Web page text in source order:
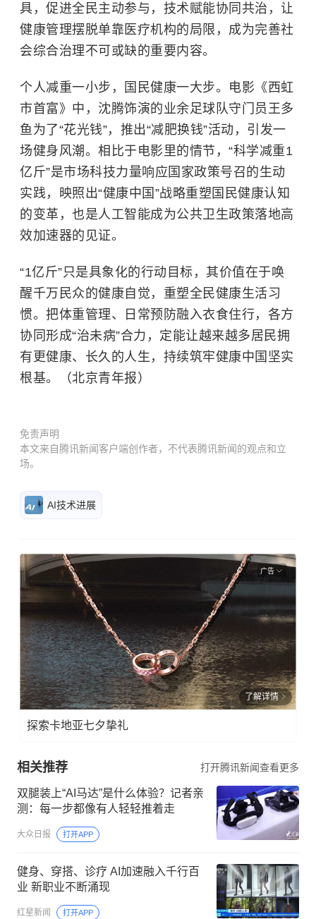
具，促进全民主动参与，技术赋能协同共治，让
健康管理摆脱单靠医疗机构的局限，成为完善社
会综合治理不可或缺的重要内容。
个人减重一小步，国民健康一大步。电影《 西虹
市首富》中，沈腾饰演的业余足球队守门员王多
鱼为了“花光钱”，推出“减肥换钱”活动，引发一
场健身风潮。相比于电影里的情节，“科学减重1
亿斤”是市场科技力量响应国家政策号召的生动
实践，映照出“健康中国”战略重塑国民健康认知
的变革，也是人工智能成为公共卫生政策落地高
效加速器的见证。
“1亿斤”只是具象化的行动目标，其价值在于唤
醒千万民众的健康自觉，重塑全民健康生活习
惯。把体重管理、日常预防融入衣食住行，各方
协同形成“治未病”合力，定能让越来越多居民拥
有更健康、长久的人生，持续筑牢健康中国坚实
根基。（北京青年报）
免责声明
本文来自腾讯新闻客户端创作者，不代表腾讯新闻的观点和立
场。
AI技术进展
广告
了解详情
探索卡地亚七夕挚礼
相关推荐 打开腾讯新闻查看更多
双腿装上“AI马达”是什么体验？记者亲
测：每一步都像有人轻轻推着走
大众日报 打开APP
健身、穿搭、诊疗 AI加速融入千行百
业 新职业不断涌现
红星新闻 打开APP